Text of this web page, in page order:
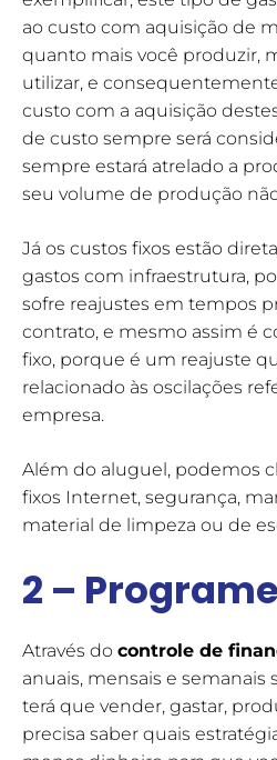
ao custo com aquisição de
quanto mais você produzir,
utilizar, e
custo com a aquisição
de custo sempre será
sempre estará atrelado a
seu volume de produção
Já os custos fixos estão
gastos com infraestrutura,
sofre reajustes em tempos
contrato, e mesmo assim é
fixo, porque é um reajuste
relacionado às oscilações
empresa.
Além do aluguel, podemos
fixos Internet, segurança,
material de limpeza ou de
2 –
Através do controle de
anuais, mensais e semanais
terá que vender, gastar,
precisa saber quais